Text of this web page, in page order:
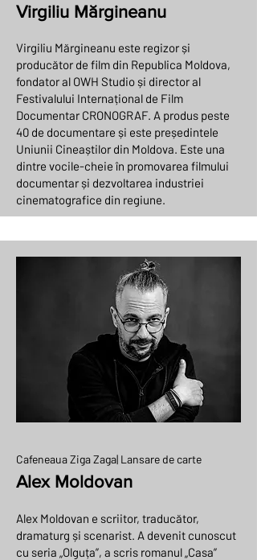
Virgiliu Mărgineanu
Virgiliu Mărgineanu este regizor și
producător de film din Republica Moldova,
fondator al OWH Studio și director al
Festivalului Internațional de Film
Documentar CRONOGRAF. A produs peste
40 de documentare și este președintele
Uniunii Cineaștilor din Moldova. Este una
dintre vocile-cheie în promovarea filmului
documentar și dezvoltarea industriei
cinematografice din regiune.
Cafeneaua Ziga Zaga| Lansare de carte
Alex Moldovan
Alex Moldovan e scriitor, traducător,
dramaturg și scenarist. A devenit cunoscut
cu seria „Olguța”, a scris romanul „Casa”